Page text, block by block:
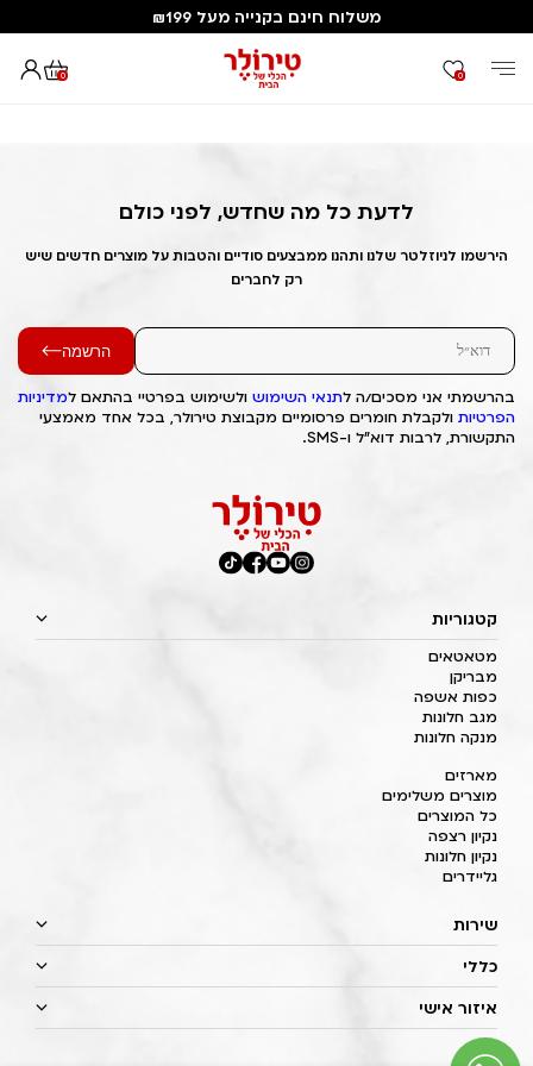
משלוח חינם בקנייה מעל ₪199
0 0
דף הבית Out of Stock Alert 2025/05/10 1746912966
לדעת כל מה שחדש, לפני כולם
הירשמו לניוזלטר שלנו ותהנו ממבצעים סודיים והטבות על מוצרים חדשים שיש
רק לחברים
הרשמה
בהרשמתי אני מסכים/ה לתנאי השימוש ולשימוש בפרטיי בהתאם למדיניות
הפרטיות ולקבלת חומרים פרסומיים מקבוצת טירולר, בכל אחד מאמצעי
התקשורת, לרבות דוא"ל ו-SMS.
קטגוריות
מטאטאים
מבריקן
כפות אשפה
מגב חלונות
מנקה חלונות
מארזים
מוצרים משלימים
כל המוצרים
נקיון רצפה
נקיון חלונות
גליידרים
שירות
כללי
איזור אישי